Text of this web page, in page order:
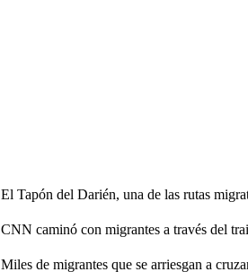
El Tapón del Darién, una de las rutas
CNN caminó con migrantes a través del
Miles de migrantes que se arriesgan a